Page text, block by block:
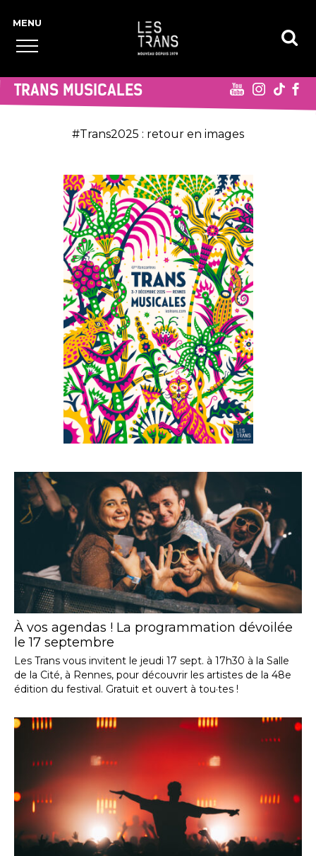
TRANS MUSICALES
#Trans2025 : retour en images
À vos agendas ! La programmation dévoilée
le 17 septembre
Les Trans vous invitent le jeudi 17 sept. à 17h30 à la Salle
de la Cité, à Rennes, pour découvrir les artistes de la 48e
édition du festival. Gratuit et ouvert à tou·tes !